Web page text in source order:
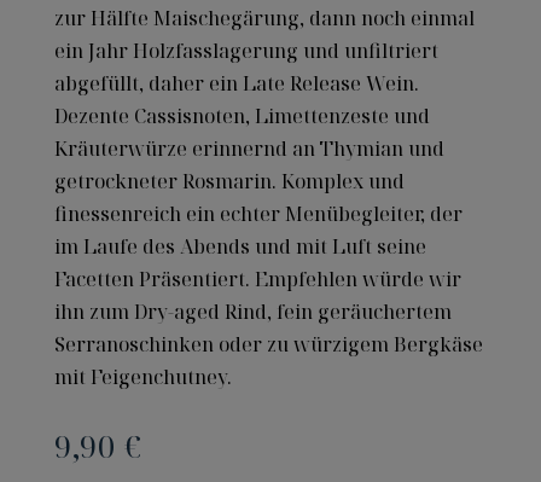
zur Hälfte Maischegärung, dann noch einmal
ein Jahr Holzfasslagerung und unfiltriert
abgefüllt, daher ein Late Release Wein.
Dezente Cassisnoten, Limettenzeste und
Kräuterwürze erinnernd an Thymian und
getrockneter Rosmarin. Komplex und
finessenreich ein echter Menübegleiter, der
im Laufe des Abends und mit Luft seine
Facetten Präsentiert. Empfehlen würde wir
ihn zum Dry-aged Rind, fein geräuchertem
Serranoschinken oder zu würzigem Bergkäse
mit Feigenchutney.
9,90 €